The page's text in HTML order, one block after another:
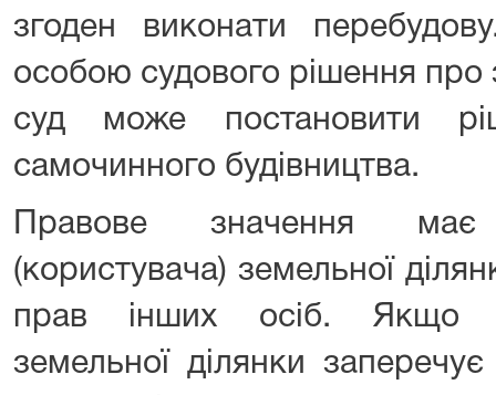
згоден виконати
особою судового рішення про
суд може постановити
самочинного будівництва.
Правове значення
(користувача) земельної
прав інших осіб. Якщо
земельної ділянки